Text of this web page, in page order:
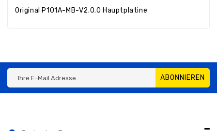
Original P101A-MB-V2.0.0 Hauptplatine
ABONNIEREN